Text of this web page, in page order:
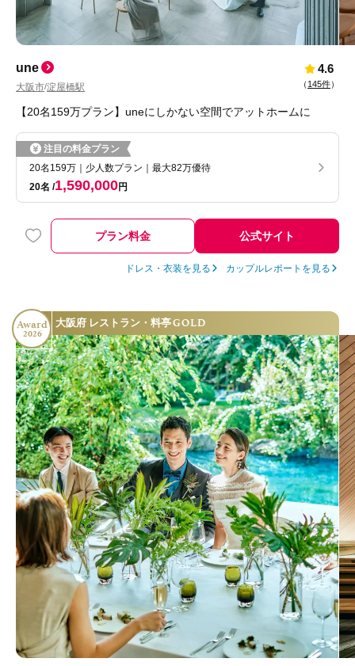
une
大阪市/淀屋橋駅
4.6
（ 145件）
【20名159万プラン】uneにしかない空間でアットホームに
注目の料金プラン
20名159万｜少人数プラン｜最大82万優待
20名 1,590,000円
プラン料金 公式サイト
ドレス・衣装を見る カップルレポートを見る
Award
2026
大阪府 レストラン・料亭GOLD